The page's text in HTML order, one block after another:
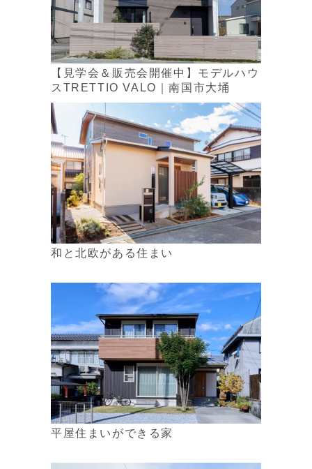
【見学会＆販売会開催中】モデルハウ
スTRETTIO VALO｜南国市大埇
和と北欧がある住まい
平屋住まいができる家